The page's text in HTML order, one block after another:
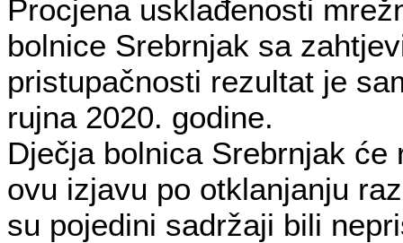
Procjena usklađenosti
bolnice Srebrnjak sa
pristupačnosti rezultat je
rujna 2020. godine.
Dječja bolnica Srebrnjak će
ovu izjavu po otklanjanju
su pojedini sadržaji bili